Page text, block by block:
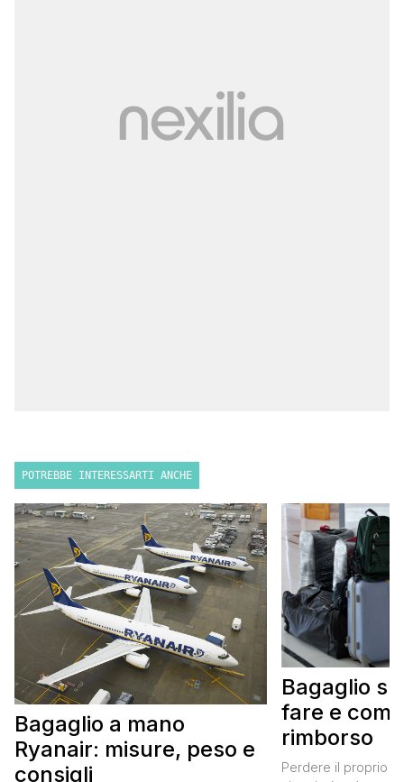
POTREBBE INTERESSARTI ANCHE
Bagaglio a mano
Ryanair: misure, peso e
consigli
Bagaglio
fare e
rimborso
Perdere il proprio